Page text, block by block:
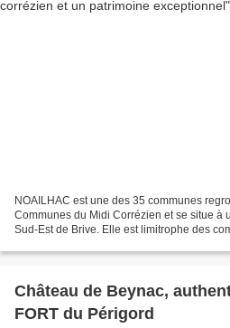
NOAILHAC est une des 35 communes
Communes du Midi Corrézien et se situe à
Sud-Est de Brive. Elle est limitrophe des
Château de Beynac,
FORT du Périgord